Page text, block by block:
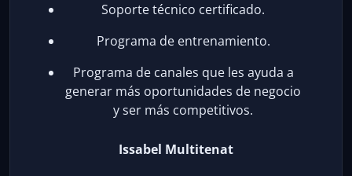
Soporte técnico certificado.
Programa de entrenamiento.
Programa de canales que les ayuda a
generar más oportunidades de negocio
y ser más competitivos.
Issabel Multitenat